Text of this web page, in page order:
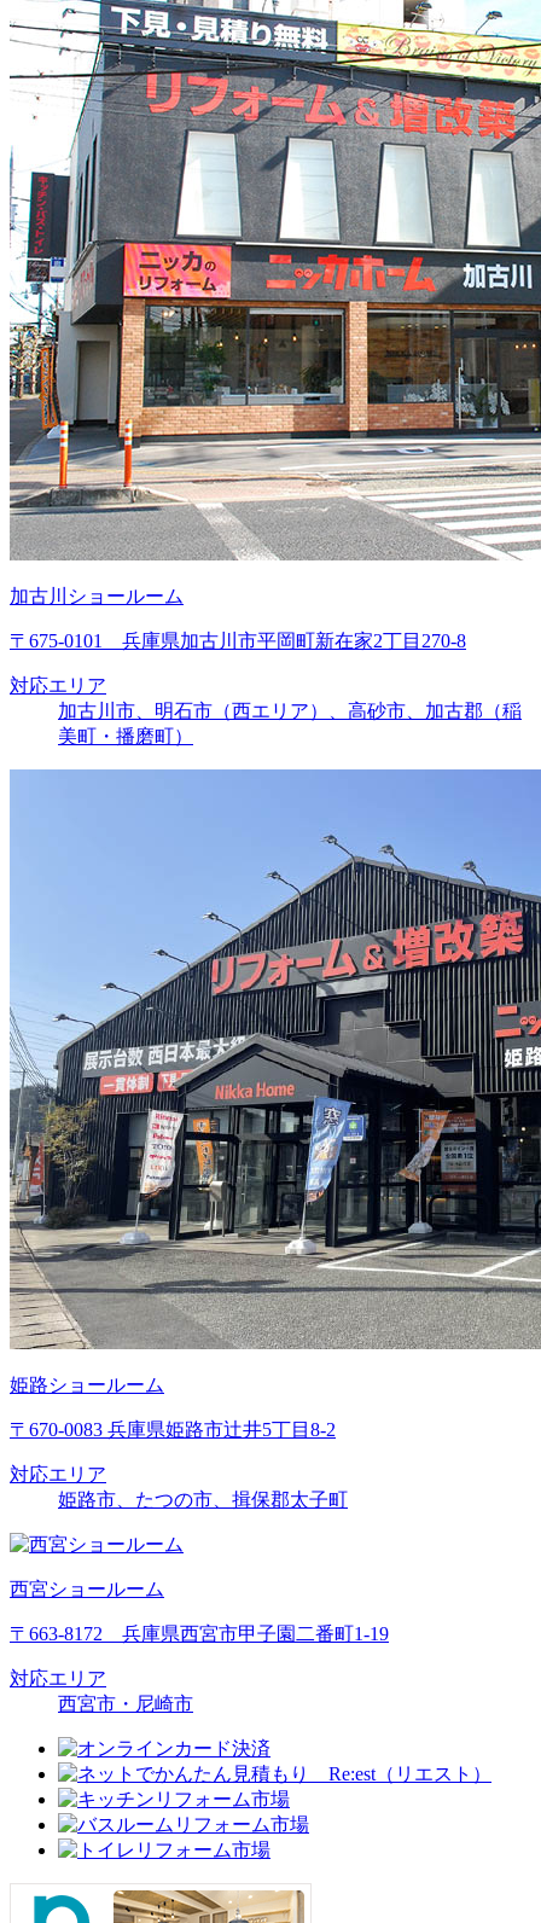
加古川ショールーム
〒675-0101 兵庫県加古川市平岡町新在家2丁目270-8
対応エリア
加古川市、明石市（西エリア）、高砂市、加古郡（稲
美町・播磨町）
姫路ショールーム
〒670-0083 兵庫県姫路市辻井5丁目8-2
対応エリア
姫路市、たつの市、揖保郡太子町
西宮ショールーム
〒663-8172 兵庫県西宮市甲子園二番町1-19
対応エリア
西宮市・尼崎市